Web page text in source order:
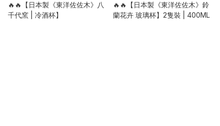
🔥🔥【日本製《東洋佐佐木》八
千代窯 | 冷酒杯】
🔥🔥【日本製《東洋佐佐木》鈴
蘭花卉 玻璃杯】2隻裝 | 400ML